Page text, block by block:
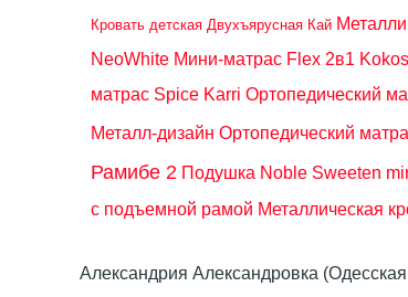
Кровать детская Двухъярусная Кай
NeoWhite Мини-матрас Flex 2в1 Kokos
матрас Spice Karri Ортопедический
Металл-дизайн Ортопедический
Рамибе 2 Подушка Noble Sweeten
с подъемной рамой Металлическая
Александрия Александровка